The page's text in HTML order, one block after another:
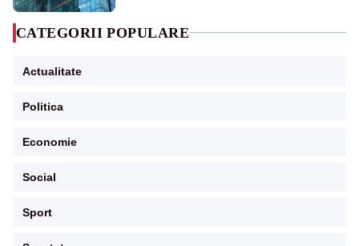
CATEGORII POPULARE
Actualitate
Politica
Economie
Social
Sport